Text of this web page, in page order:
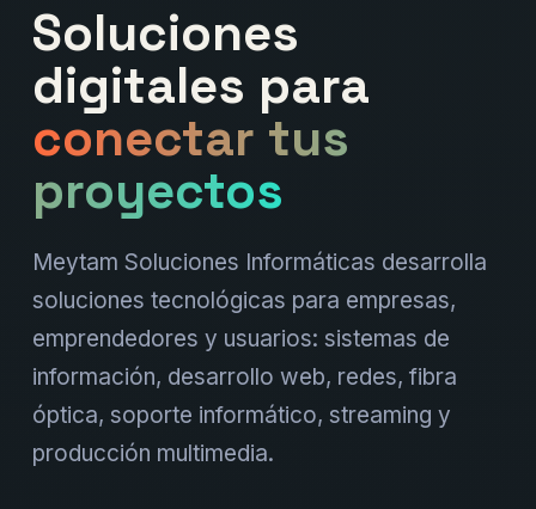
Soluciones
digitales para
conectar tus
proyectos
Meytam Soluciones Informáticas desarrolla
soluciones tecnológicas para empresas,
emprendedores y usuarios: sistemas de
información, desarrollo web, redes, fibra
óptica, soporte informático, streaming y
producción multimedia.